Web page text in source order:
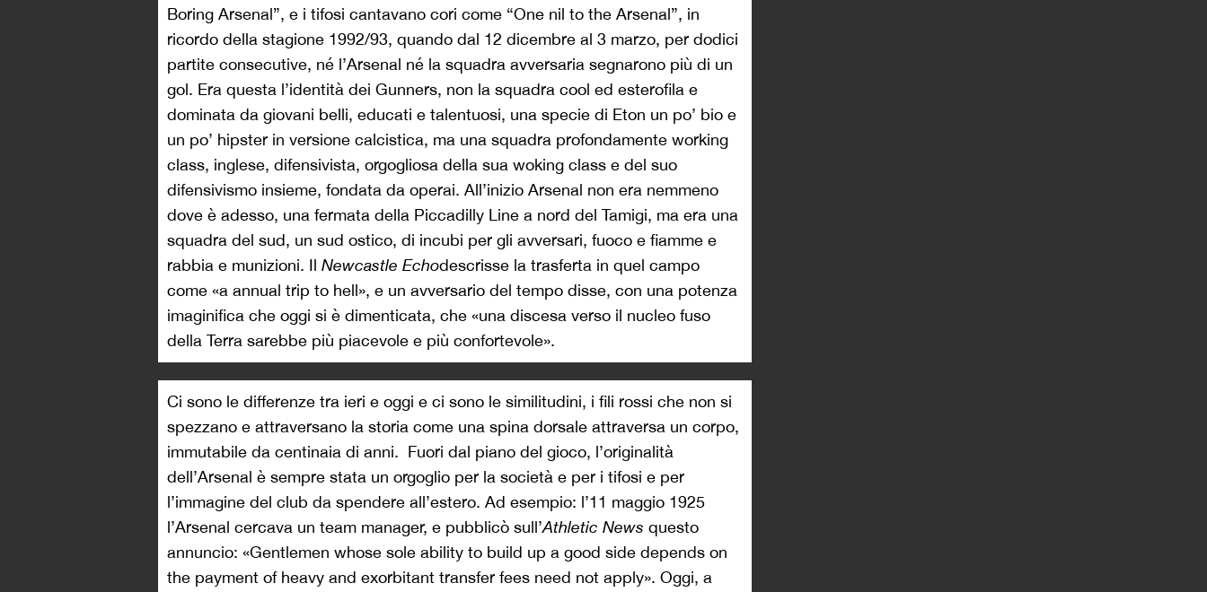
Boring Arsenal”, e i tifosi cantavano cori come “One nil to the Arsenal”, in
ricordo della stagione 1992/93, quando dal 12 dicembre al 3 marzo, per dodici
partite consecutive, né l’Arsenal né la squadra avversaria segnarono più di un
gol. Era questa l’identità dei Gunners, non la squadra cool ed esterofila e
dominata da giovani belli, educati e talentuosi, una specie di Eton un po’ bio e
un po’ hipster in versione calcistica, ma una squadra profondamente working
class, inglese, difensivista, orgogliosa della sua woking class e del suo
difensivismo insieme, fondata da operai. All’inizio Arsenal non era nemmeno
dove è adesso, una fermata della Piccadilly Line a nord del Tamigi, ma era una
squadra del sud, un sud ostico, di incubi per gli avversari, fuoco e fiamme e
rabbia e munizioni. Il Newcastle Echodescrisse la trasferta in quel campo
come «a annual trip to hell», e un avversario del tempo disse, con una potenza
imaginifica che oggi si è dimenticata, che «una discesa verso il nucleo fuso
della Terra sarebbe più piacevole e più confortevole».
Ci sono le differenze tra ieri e oggi e ci sono le similitudini, i fili rossi che non si
spezzano e attraversano la storia come una spina dorsale attraversa un corpo,
immutabile da centinaia di anni. Fuori dal piano del gioco, l’originalità
dell’Arsenal è sempre stata un orgoglio per la società e per i tifosi e per
l’immagine del club da spendere all’estero. Ad esempio: l’11 maggio 1925
l’Arsenal cercava un team manager, e pubblicò sull’Athletic News questo
annuncio: «Gentlemen whose sole ability to build up a good side depends on
the payment of heavy and exorbitant transfer fees need not apply». Oggi, a